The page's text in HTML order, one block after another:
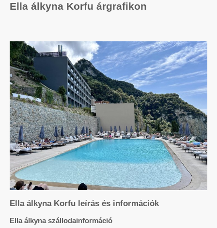
Ella álkyna Korfu árgrafikon
Ella álkyna Korfu leírás és információk
Ella álkyna szállodainformáció